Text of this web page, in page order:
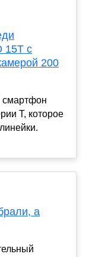
15T с
200
смартфон
T, которое
а